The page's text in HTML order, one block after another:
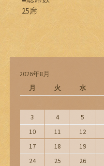
25席
2026年8月
月
火 水
3
4 5
10
11 12
17
18 19
24
25 26